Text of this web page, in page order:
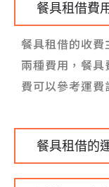
餐具租借費
餐具租借的收費
兩種費用，餐
費可以參考運費
餐具租借的